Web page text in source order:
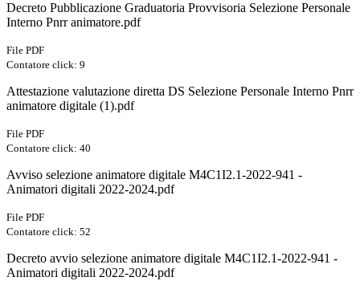
Decreto Pubblicazione Graduatoria Provvisoria Selezione Personale
Interno Pnrr animatore.pdf
File PDF
Contatore click: 9
Attestazione valutazione diretta DS Selezione Personale Interno Pnrr
animatore digitale (1).pdf
File PDF
Contatore click: 40
Avviso selezione animatore digitale M4C1I2.1-2022-941 -
Animatori digitali 2022-2024.pdf
File PDF
Contatore click: 52
Decreto avvio selezione animatore digitale M4C1I2.1-2022-941 -
Animatori digitali 2022-2024.pdf